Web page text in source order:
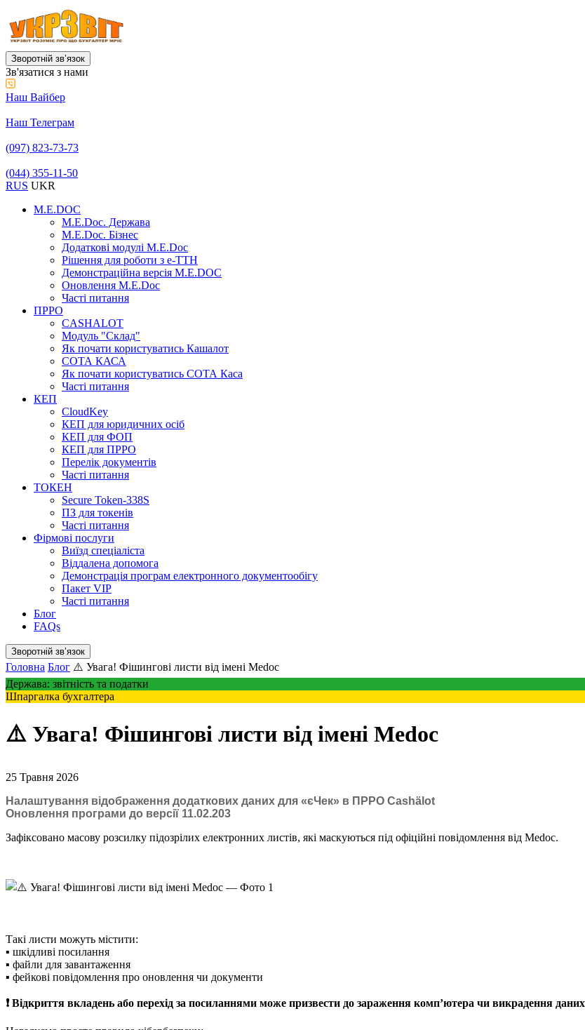
Зворотній звʼязок
Зв'язатися з нами
Наш Вайбер
Наш Телеграм
(097) 823-73-73
(044) 355-11-50
RUS UKR
M.E.DOC
M.E.Doc. Держава
M.E.Doc. Бізнес
Додаткові модулі M.E.Doc
Рішення для роботи з е-ТТН
Демонстраційна версія M.E.DOC
Оновлення M.E.Doc
Часті питання
ПРРО
CASHALOT
Модуль "Склад"
Як почати користуватись Кашалот
СОТА КАСА
Як почати користуватись СОТА Каса
Часті питання
КЕП
CloudKey
КЕП для юридичних осіб
КЕП для ФОП
КЕП для ПРРО
Перелік документів
Часті питання
ТОКЕН
Secure Token-338S
ПЗ для токенів
Часті питання
Фірмові послуги
Виїзд спеціаліста
Віддалена допомога
Демонстрація програм електронного документообігу
Пакет VIP
Часті питання
Блог
FAQs
Зворотній звʼязок
Головна Блог ⚠️ Увага! Фішингові листи від імені Medoc
Держава: звітність та податки
Шпаргалка бухгалтера
⚠️ Увага! Фішингові листи від імені Medoc
25 Травня 2026
Налаштування відображення додаткових даних для «єЧек» в ПРРО Cashӓlot
Оновлення програми до версії 11.02.203
Зафіксовано масову розсилку підозрілих електронних листів, які маскуються під офіційні повідомлення від Medoc.
Такі листи можуть містити:
▪️ шкідливі посилання
▪️ файли для завантаження
▪️ фейкові повідомлення про оновлення чи документи
❗️ Відкриття вкладень або перехід за посиланнями може призвести до зараження комп’ютера чи викрадення